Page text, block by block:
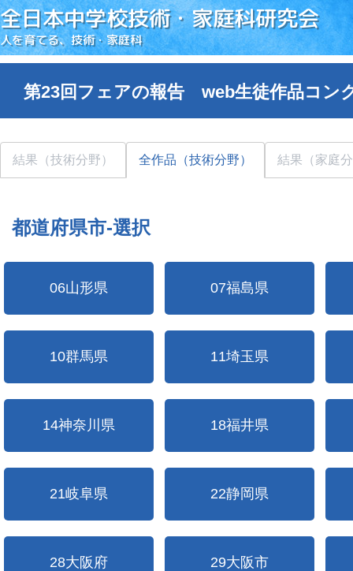
全日本中学校技術・家庭科研究会
人を育てる、技術・家庭科
第23回フェアの報告 web生徒作品コン
結果（技術分野） 全作品（技術分野） 結果（家庭
都道府県市-選択
06山形県 07福島県
10群馬県 11埼玉県
14神奈川県 18福井県
21岐阜県 22静岡県
28大阪府 29大阪市